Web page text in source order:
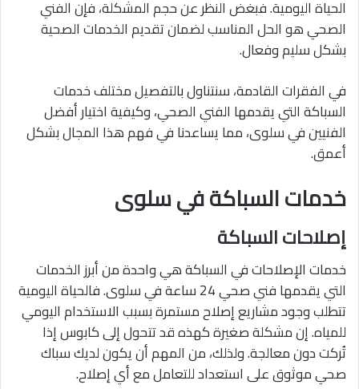
الحياة اليومية. فبغض النظر عن حجم المشكلة، فإن الفني
الصحي هو الحل المناسب لضمان تقديم الخدمات الصحية
بشكل سليم وفعال.
في الفقرات القادمة، سنتناول بالتفصيل مختلف خدمات
السباكة التي يقدمها الفني الصحي، وكيفية اختيار أفضل
الفنيين في سلوى، مما يساعدنا في فهم هذا المجال بشكل
أعمق.
خدمات السباكة في سلوى
إصلاحات السباكة
خدمات الإصلاحات في السباكة هي واحدة من أبرز الخدمات
التي يقدمها فني صحي 24 ساعة في سلوى. فالحياة اليومية
تتطلب وجود مشاريع إصلاح مستمرة بسبب الاستخدام اليومي
للمياه. إن مشكلة صغيرة كهذه قد تتحول إلى كابوس إذا
تُركت دون معالجة. ولذلك، من المهم أن يكون لديك سباك
صحي موثوق على استعداد للتعامل مع أي إصلاح.